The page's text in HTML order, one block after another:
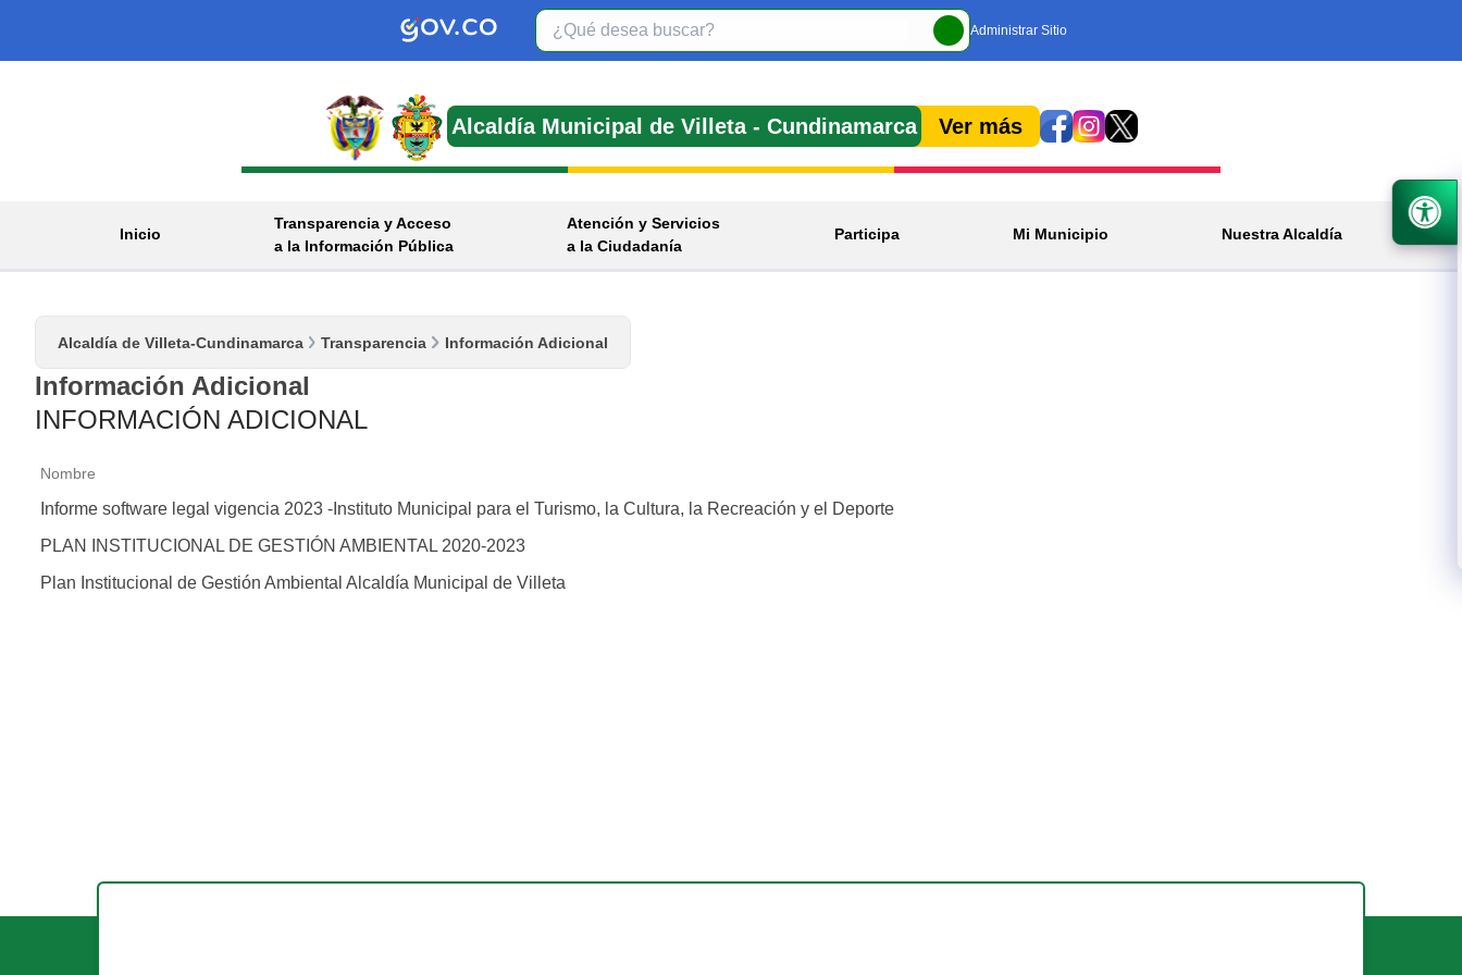
Administrar Sitio
Alcaldía Municipal de Villeta- Cundinamarca Ver más
Inicio
Transparencia y Acceso
a la Información Pública
Atención y Servicios
a la Ciudadanía
Participa Mi Municipio Nuestra Alcaldía
Alcaldía de Villeta-Cundinamarca Transparencia Información Adicional
Información Adicional
INFOR​MACIÓN ADICIONAL
Nombre
Informe software legal vigencia 2023 -Instituto Municipal para el Turismo, la Cultura, la Recreación y el Deporte
PLAN INSTITUCIONAL DE GESTIÓN AMBIENTAL 2020-2023
Plan Institucional de Gestión Ambiental Alcaldía Municipal de Villeta